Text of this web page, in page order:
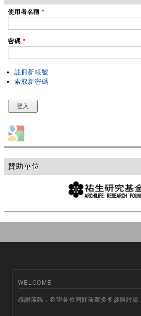
使用者名稱*
密碼 *
註冊新帳號
索取新密碼
Login with Google
贊助單位
WELCOME
感謝蒞臨，希望各位同好前輩多多參與討論